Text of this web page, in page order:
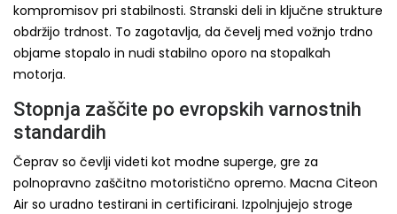
kompromisov pri stabilnosti. Stranski deli in ključne strukture
obdržijo trdnost. To zagotavlja, da čevelj med vožnjo trdno
objame stopalo in nudi stabilno oporo na stopalkah
motorja.
Stopnja zaščite po evropskih varnostnih
standardih
Čeprav so čevlji videti kot modne superge, gre za
polnopravno zaščitno motoristično opremo. Macna Citeon
Air so uradno testirani in certificirani. Izpolnjujejo stroge